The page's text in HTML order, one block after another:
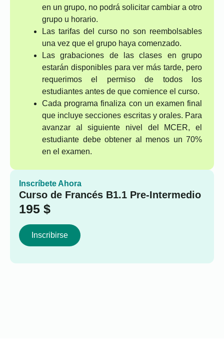
en un grupo, no podrá solicitar cambiar a otro
grupo u horario.
Las tarifas del curso no son reembolsables
una vez que el grupo haya comenzado.
Las grabaciones de las clases en grupo
estarán disponibles para ver más tarde, pero
requerimos el permiso de todos los
estudiantes antes de que comience el curso.
Cada programa finaliza con un examen final
que incluye secciones escritas y orales. Para
avanzar al siguiente nivel del MCER, el
estudiante debe obtener al menos un 70%
en el examen.
Inscríbete Ahora
Curso de Francés B1.1 Pre-Intermedio
195 $
Inscribirse